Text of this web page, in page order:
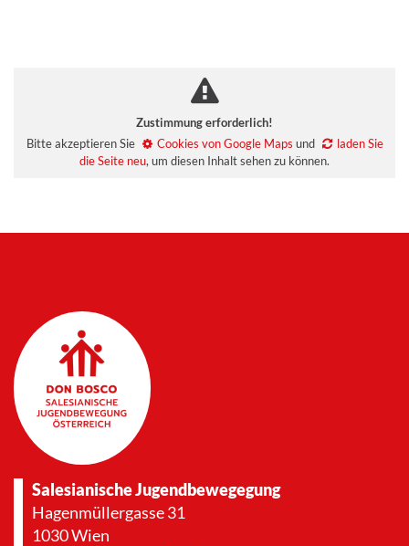
Zustimmung erforderlich!
Bitte akzeptieren Sie
Cookies von Google Maps und
laden Sie
die Seite neu, um diesen Inhalt sehen zu können.
Salesianische Jugendbewegegung
Hagenmüllergasse 31
1030 Wien